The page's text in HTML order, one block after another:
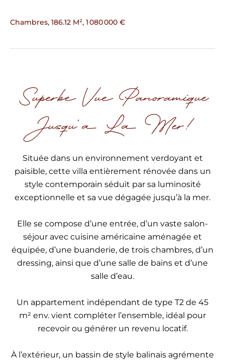
Chambres, 186.12 M², 1 080 000 €
Superbe Vue Panoramique
Jusqu'a La Mer!
Située dans un environnement verdoyant et
paisible, cette villa entièrement rénovée dans un
style contemporain séduit par sa luminosité
exceptionnelle et sa vue dégagée jusqu’à la mer.
Elle se compose d’une entrée, d’un vaste salon-
séjour avec cuisine américaine aménagée et
équipée, d’une buanderie, de trois chambres, d’un
dressing, ainsi que d’une salle de bains et d’une
salle d’eau.
Un appartement indépendant de type T2 de 45
m² env. vient compléter l’ensemble, idéal pour
recevoir ou générer un revenu locatif.
À l’extérieur, un bassin de style balinais agrémente